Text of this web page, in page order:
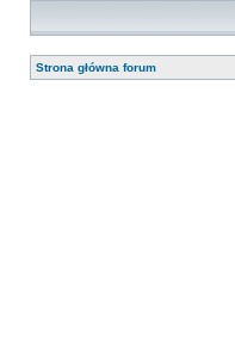
Strona główna forum